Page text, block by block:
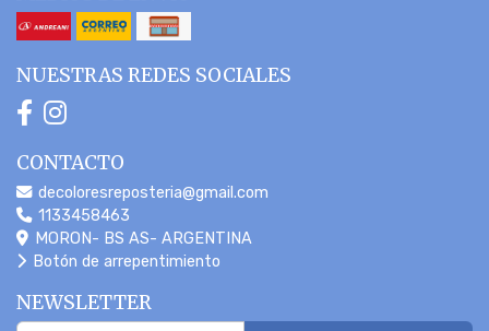
NUESTRAS REDES SOCIALES
CONTACTO
decoloresreposteria@gmail.com
1133458463
MORON- BS AS- ARGENTINA
Botón de arrepentimiento
NEWSLETTER